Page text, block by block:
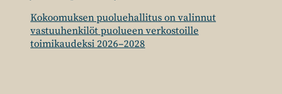
Kokoomuksen puoluehallitus on valinnut
vastuuhenkilöt puolueen verkostoille
toimikaudeksi 2026–2028